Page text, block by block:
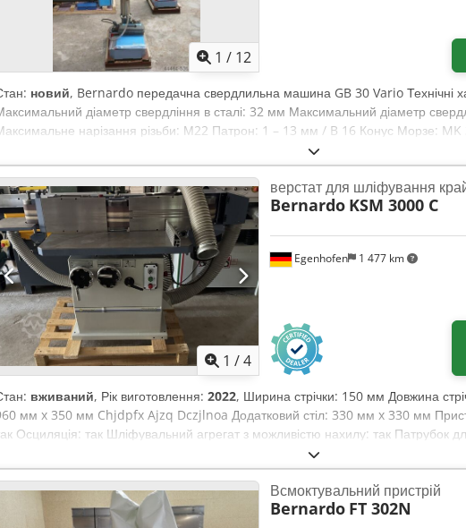
Регульований по висоті захисний кожух • Цифровий індикатор ходу пінолі •
Охолоджувальна система • Світлодіодна робоча лампа • Поздовжня
інструмент
1 / 12
новий, Bernardo передачна свердлильна машина GB 30 Vario Технічні
діаметр свердління в сталі: 32 мм Максимальний діаметр
нарізання різьби: М22 Патрон: 1 – 13 мм / B 16 Конус Морзе:
діапазони: 70 – 495 / 495 – 3500 об/хв Діапазон подачі: 0,1 / 0,2 / 0,3 мм/об
– стіл (макс.): 650 мм Відстань шпиндель – основна плита: 1120 мм
110 мм Розмір столу / розмір Т-паза: 450 x 380 мм / 14 мм Робоча
Потужність двигуна (S1 100%): 1,1 кВт Потужність двигуна (S6 40%): 1,5 кВт
x 800 x 2100 мм Вага: близько 320 кг Комплектація • Конусний адаптер MK
MK 3 / 2, MK 3 / 1 • Зубчастий патрон 1 – 13 мм / B 16 • Система подачі
Uusx Alnea • Електромагнітна подача шпинделя • Пристрій для нарізання
• LED підсвітка • Цифровий індикатор обертів • Перша заправка
захисна кришка
1 /4
Egenhofen 1 477 km
верстат для шліфування
Bernardo KSM 3000 C
вживаний, Рік виготовлення: 2022, Ширина стрічки: 150 мм Довжина
мм x 350 мм Chjdpfx Ajzq Dczjlnoa Додатковий стіл: 330 мм x 330 мм
Осциляція: так Шліфувальний агрегат з можливістю нахилу: так Патрубок
мм Потужність двигуна: 3 кВт Довжина машини: 1910 мм Ширина машини: 840
Всмоктувальний пристрій
Bernardo FT 302N